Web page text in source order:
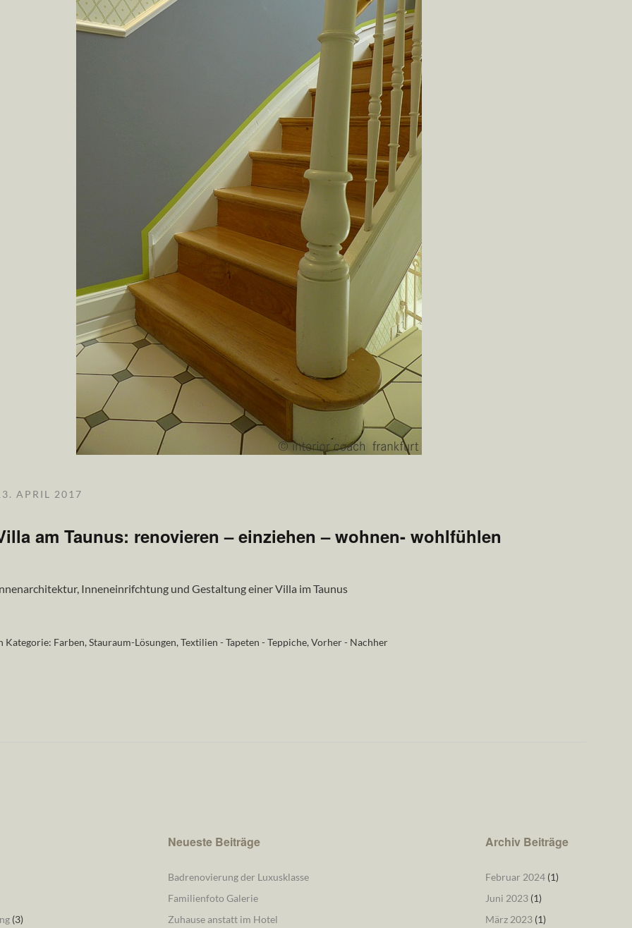
APRIL 2017
am Taunus: renovieren – einziehen – wohnen- wohlfühlen
Inneneinrifchtung und Gestaltung einer Villa im Taunus
Kategorie: Farben,Stauraum-Lösungen,Textilien - Tapeten - Teppiche,Vorher - Nachher
(3)
Neueste Beiträge
Badrenovierung der Luxusklasse
Familienfoto Galerie
Zuhause anstatt im Hotel
Archiv Beiträge
Februar 2024(1)
Juni 2023(1)
März 2023(1)